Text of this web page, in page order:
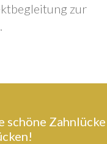
zur
schöne Zahnlücke